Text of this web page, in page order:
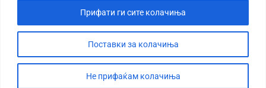
Поставки за колачиња
Не прифаќам колачиња
Прифати ги сите колачиња
СТОРИЈА
ДЕБАТА